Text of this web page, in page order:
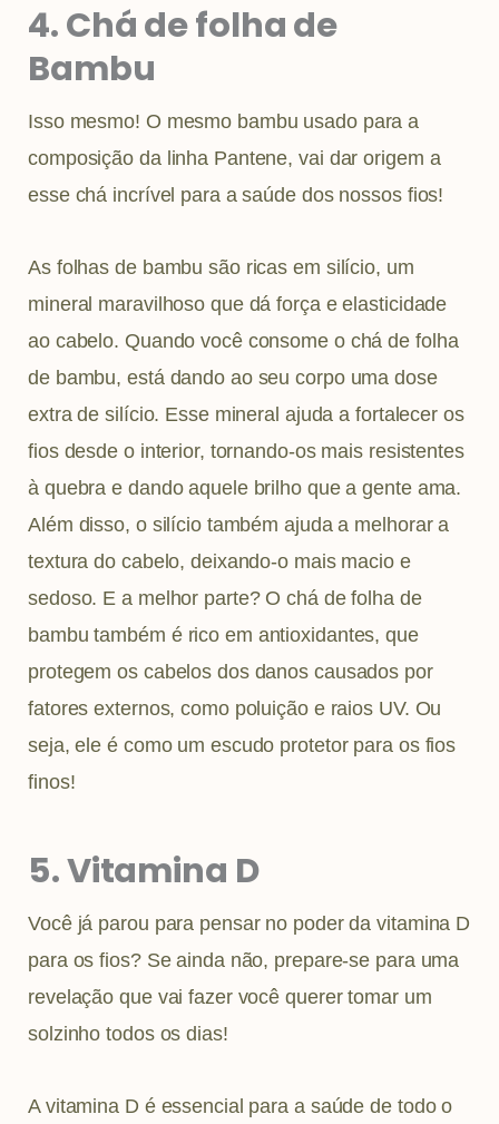
4. Chá de folha de
Bambu
Isso mesmo! O mesmo bambu usado para a
composição da linha Pantene, vai dar origem a
esse chá incrível para a saúde dos nossos fios!
As folhas de bambu são ricas em silício, um
mineral maravilhoso que dá força e elasticidade
ao cabelo. Quando você consome o chá de folha
de bambu, está dando ao seu corpo uma dose
extra de silício. Esse mineral ajuda a fortalecer os
fios desde o interior, tornando-os mais resistentes
à quebra e dando aquele brilho que a gente ama.
Além disso, o silício também ajuda a melhorar a
textura do cabelo, deixando-o mais macio e
sedoso. E a melhor parte? O chá de folha de
bambu também é rico em antioxidantes, que
protegem os cabelos dos danos causados por
fatores externos, como poluição e raios UV. Ou
seja, ele é como um escudo protetor para os fios
finos!
5. Vitamina D
Você já parou para pensar no poder da vitamina D
para os fios? Se ainda não, prepare-se para uma
revelação que vai fazer você querer tomar um
solzinho todos os dias!
A vitamina D é essencial para a saúde de todo o